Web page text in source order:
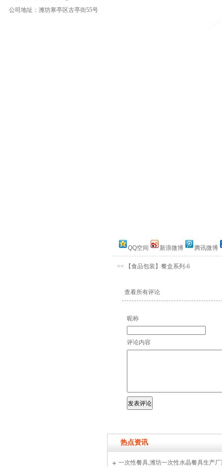
公司地址：潍坊寒亭区古亭街55号
QQ空间 新浪微博 腾讯微博
<< 【食品包装】餐盒系列-6
查看所有评论
昵称
评论内容
热点资讯
一次性餐具,潍坊一次性水晶餐具生产厂